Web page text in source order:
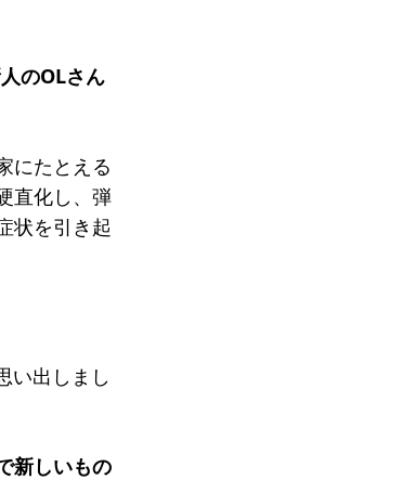
のOLさん
にたとえる
直化し、弾
状を引き起
い出しまし
新しいもの